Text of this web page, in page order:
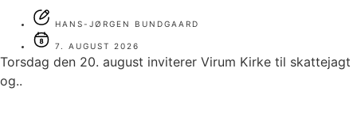
HANS-JØRGEN BUNDGAARD
7. AUGUST 2026
Torsdag den 20. august inviterer Virum Kirke til skattejagt
og..